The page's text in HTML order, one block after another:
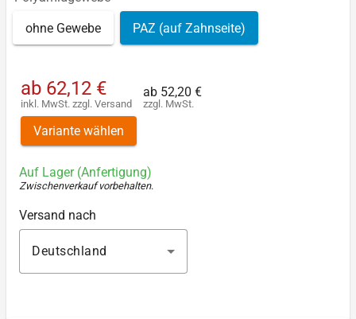
ohne Gewebe PAZ (auf Zahnseite)
ab 62,12 €
inkl. MwSt. zzgl. Versand
ab 52,20 €
zzgl. MwSt.
Variante wählen
Auf Lager (Anfertigung)
Zwischenverkauf vorbehalten.
Versand nach
Deutschland